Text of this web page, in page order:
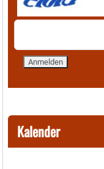
Kalender